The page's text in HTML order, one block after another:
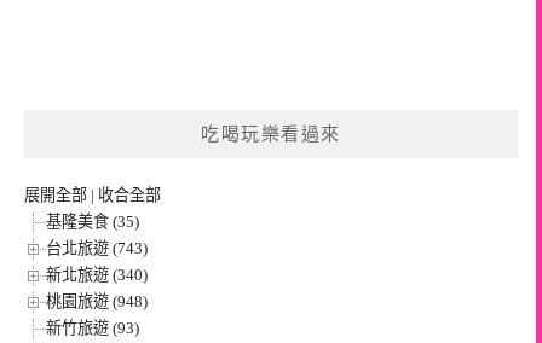
吃喝玩樂看過來
展開全部 | 收合全部
基隆美食 (35)
台北旅遊 (743)
新北旅遊 (340)
桃園旅遊 (948)
新竹旅遊 (93)